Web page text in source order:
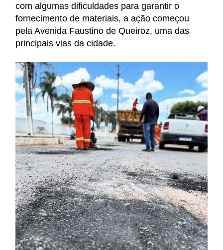
com algumas dificuldades para garantir o
fornecimento de materiais, a ação começou
pela Avenida Faustino de Queiroz, uma das
principais vias da cidade.